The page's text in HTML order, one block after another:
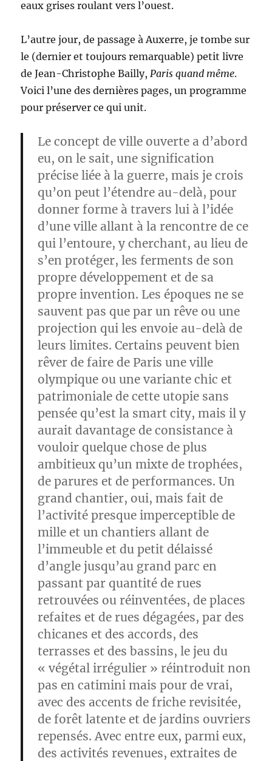
eaux grises roulant vers l’ouest.
L’autre jour, de passage à Auxerre, je tombe sur
le (dernier et toujours remarquable) petit livre
de Jean-Christophe Bailly,Paris quand même.
Voici l’une des dernières pages, un programme
pour préserver ce qui unit.
Le concept de ville ouverte a d’abord
eu, on le sait, une signification
précise liée à la guerre, mais je crois
qu’on peut l’étendre au-delà, pour
donner forme à travers lui à l’idée
d’une ville allant à la rencontre de ce
qui l’entoure, y cherchant, au lieu de
s’en protéger, les ferments de son
propre développement et de sa
propre invention. Les époques ne se
sauvent pas que par un rêve ou une
projection qui les envoie au-delà de
leurs limites. Certains peuvent bien
rêver de faire de Paris une ville
olympique ou une variante chic et
patrimoniale de cette utopie sans
pensée qu’est la smart city, mais il y
aurait davantage de consistance à
vouloir quelque chose de plus
ambitieux qu’un mixte de trophées,
de parures et de performances. Un
grand chantier, oui, mais fait de
l’activité presque imperceptible de
mille et un chantiers allant de
l’immeuble et du petit délaissé
d’angle jusqu’au grand parc en
passant par quantité de rues
retrouvées ou réinventées, de places
refaites et de rues dégagées, par des
chicanes et des accords, des
terrasses et des bassins, le jeu du
« végétal irrégulier » réintroduit non
pas en catimini mais pour de vrai,
avec des accents de friche revisitée,
de forêt latente et de jardins ouvriers
repensés. Avec entre eux, parmi eux,
des activités revenues, extraites de